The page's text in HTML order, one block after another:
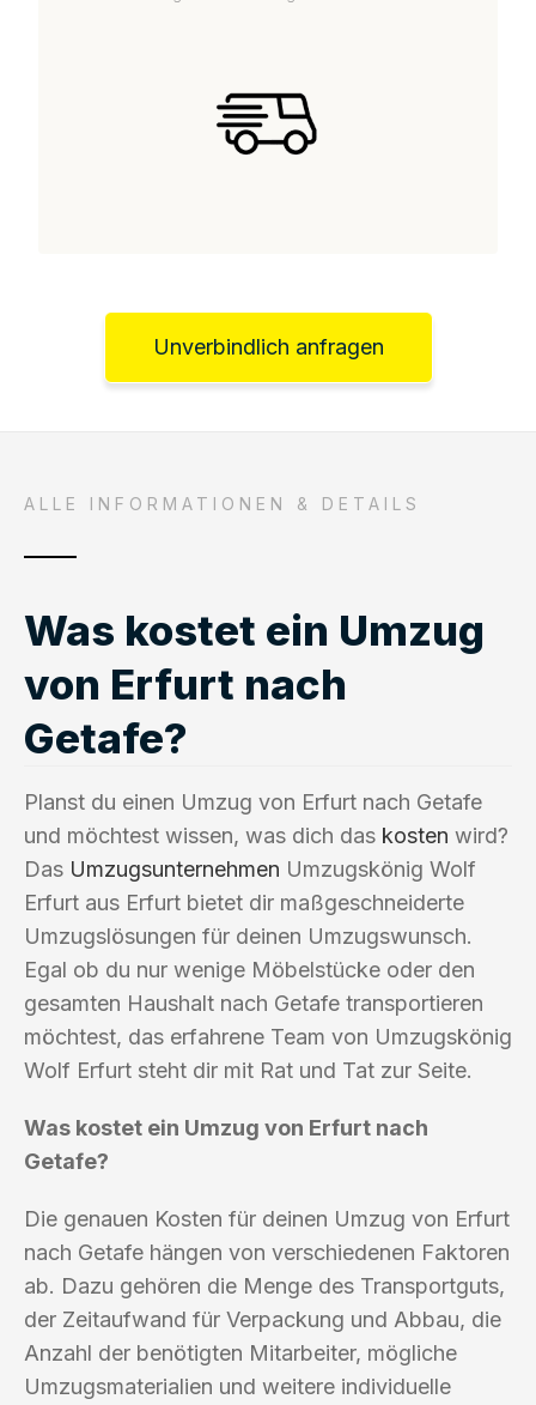
Unverbindlich anfragen
ALLE INFORMATIONEN & DETAILS
Was kostet ein Umzug
von Erfurt nach
Getafe?
Planst du einen Umzug von Erfurt nach Getafe
und möchtest wissen, was dich das kosten wird?
Das Umzugsunternehmen Umzugskönig Wolf
Erfurt aus Erfurt bietet dir maßgeschneiderte
Umzugslösungen für deinen Umzugswunsch.
Egal ob du nur wenige Möbelstücke oder den
gesamten Haushalt nach Getafe transportieren
möchtest, das erfahrene Team von Umzugskönig
Wolf Erfurt steht dir mit Rat und Tat zur Seite.
Was kostet ein Umzug von Erfurt nach
Getafe?
Die genauen Kosten für deinen Umzug von Erfurt
nach Getafe hängen von verschiedenen Faktoren
ab. Dazu gehören die Menge des Transportguts,
der Zeitaufwand für Verpackung und Abbau, die
Anzahl der benötigten Mitarbeiter, mögliche
Umzugsmaterialien und weitere individuelle